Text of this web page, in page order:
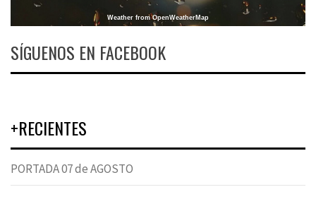
Weather from OpenWeatherMap
SÍGUENOS EN FACEBOOK
+RECIENTES
PORTADA 07 de AGOSTO